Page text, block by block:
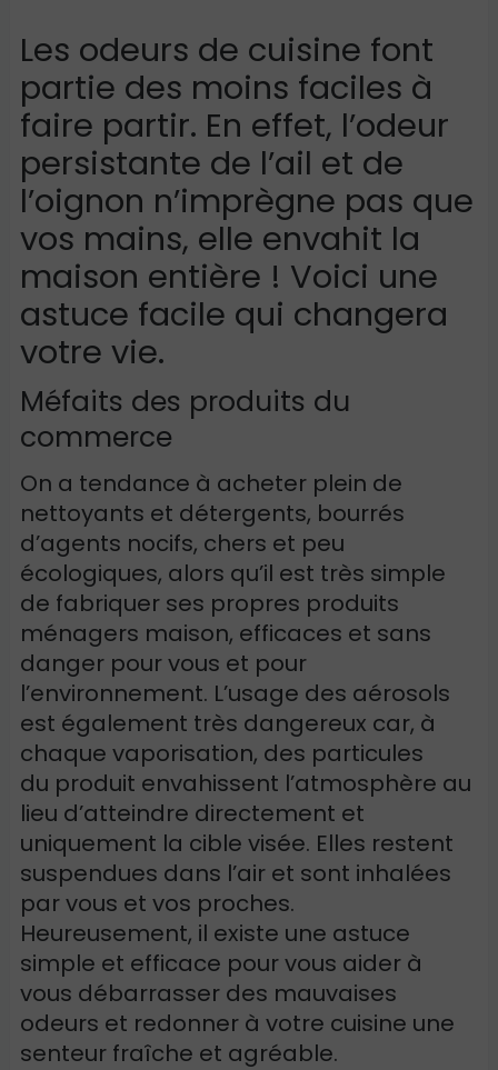
Les odeurs de cuisine font
partie des moins faciles à
faire partir. En effet, l’odeur
persistante de l’ail et de
l’oignon n’imprègne pas que
vos mains, elle envahit la
maison entière ! Voici une
astuce facile qui changera
votre vie.
Méfaits des produits du
commerce
On a tendance à acheter plein de
nettoyants et détergents, bourrés
d’agents nocifs, chers et peu
écologiques, alors qu’il est très simple
de fabriquer ses propres produits
ménagers maison, efficaces et sans
danger pour vous et pour
l’environnement. L’usage des aérosols
est également très dangereux car, à
chaque vaporisation, des particules
du produit envahissent l’atmosphère au
lieu d’atteindre directement et
uniquement la cible visée. Elles restent
suspendues dans l’air et sont inhalées
par vous et vos proches.
Heureusement, il existe une astuce
simple et efficace pour vous aider à
vous débarrasser des mauvaises
odeurs et redonner à votre cuisine une
senteur fraîche et agréable.